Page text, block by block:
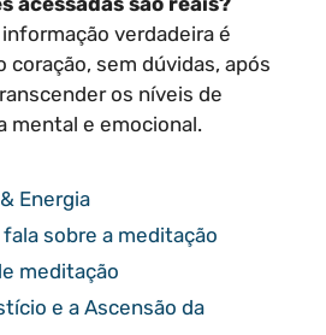
verdadeira é
coração, sem dúvidas, após
os níveis de
mental e emocional.
Energia
sobre a meditação
meditação
e a Ascensão da